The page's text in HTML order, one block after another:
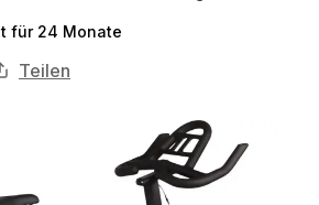
für 24 Monate
Teilen